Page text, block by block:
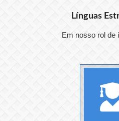
Línguas
Em nosso rol de